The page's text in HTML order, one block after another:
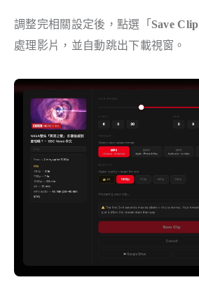
調整完相關設定後，點選「 Save Clip
處理影片，並自動跳出下載視窗。